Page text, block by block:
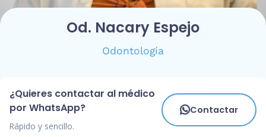
Od. Nacary Espejo
Odontología
¿Quieres contactar al médico
por WhatsApp?
Rápido y sencillo.
Contactar